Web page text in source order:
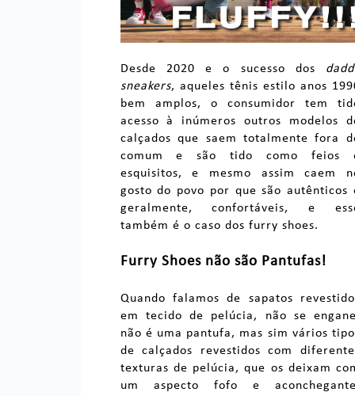
Desde 2020 e o sucesso dos
sneakers, aqueles tênis estilo anos
bem amplos, o consumidor tem
acesso à inúmeros outros modelos
calçados que saem totalmente fora
comum e são tido como feios
esquisitos, e mesmo assim caem
gosto do povo por que são autênticos
geralmente, confortáveis, e
também é o caso dos furry shoes.
Furry Shoes não são Pantufas!
Quando falamos de sapatos
em tecido de pelúcia, não se
não é uma pantufa, mas sim vários
de calçados revestidos com
texturas de pelúcia, que os deixam
um aspecto fofo e